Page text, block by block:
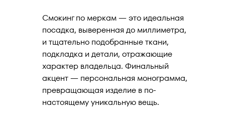
Смокинг по меркам — это идеальная
посадка, выверенная до миллиметра,
и тщательно подобранные ткани,
подкладка и детали, отражающие
характер владельца. Финальный
акцент — персональная монограмма,
превращающая изделие в по-
настоящему уникальную вещь.